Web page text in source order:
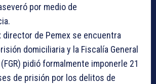
por medio de
director de Pemex se encuentra
domiciliaria y la Fiscalía General
pidió formalmente imponerle 21
de prisión por los delitos de